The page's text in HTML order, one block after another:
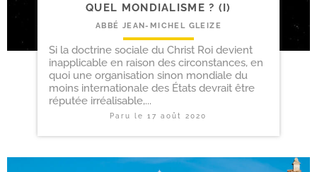
QUEL MONDIALISME ? (I)
ABBÉ JEAN-MICHEL GLEIZE
Si la doctrine sociale du Christ Roi devient
inapplicable en raison des circonstances, en
quoi une organisation sinon mondiale du
moins internationale des États devrait être
réputée irréalisable,...
Paru le17 août 2020